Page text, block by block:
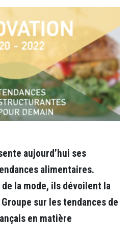
aujourd’hui ses
alimentaires.
de la mode, ils dévoilent la
sur les tendances de
en matière